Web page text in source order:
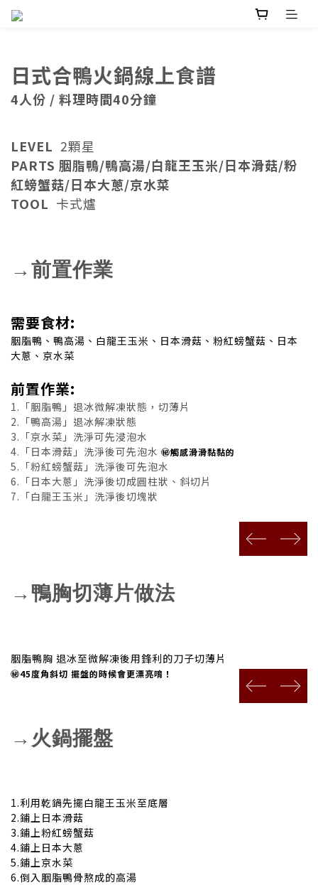
日式合鴨火鍋線上食譜
4人份 / 料理時間40分鐘
LEVEL 2顆星
PARTS 胭脂鴨/鴨高湯/白龍王玉米/日本滑菇/粉
紅螃蟹菇/日本大蔥/京水菜
TOOL 卡式爐
→前置作業
需要食材:
胭脂鴨、鴨高湯、白龍王玉米、日本滑菇、粉紅螃蟹菇、日本
大蔥、京水菜
前置作業:
1.「胭脂鴨」退冰微解凍狀態，切薄片
2.「鴨高湯」退冰解凍狀態
3.「京水菜」洗淨可先浸泡水
4.「日本滑菇」洗淨後可先泡水 ㊙觸感滑滑黏黏的
5.「粉紅螃蟹菇」洗淨後可先泡水
6.「日本大蔥」洗淨後切成圓柱狀、斜切片
7.「白龍王玉米」洗淨後切塊狀
prev next
→鴨胸切薄片做法
胭脂鴨胸 退冰至微解凍後用鋒利的刀子切薄片
㊙45度角斜切 擺盤的時候會更漂亮唷！
prev next
→火鍋擺盤
1.利用乾鍋先擺白龍王玉米至底層
2.鋪上日本滑菇
3.鋪上粉紅螃蟹菇
4.鋪上日本大蔥
5.鋪上京水菜
6.倒入胭脂鴨骨熬成的高湯